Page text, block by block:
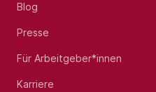
Blog
Presse
Für Arbeitgeber*innen
Karriere